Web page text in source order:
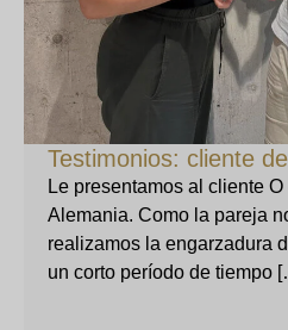
Testimonios: cliente
Le presentamos al cliente
Alemania. Como la pareja
realizamos la engarzadura
un corto período de tiempo